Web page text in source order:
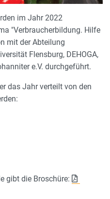
im Jahr 2022
"Verbraucherbildung. Hilfe
mit der Abteilung
Flensburg, DEHOGA,
e.V. durchgeführt.
das Jahr verteilt von den
gibt die Broschüre: